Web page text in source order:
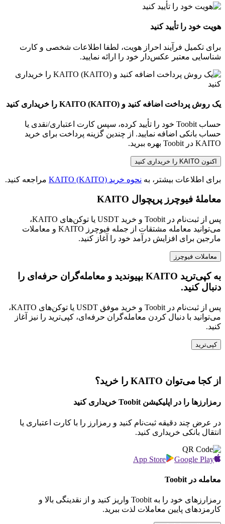
هویت خود را تأیید کنید
برای تکمیل فرآیند احراز هویت، لطفا اطلاعات شخصی و کارت
شناسایی معتبر عکس‌دار خود را ارائه نمایید.
یک روش پرداخت اضافه کنید و KAITO (KAITO) را خریداری کنید
حساب Toobit خود را تأیید کرده، سپس کارت اعتباری/نقدی یا
حساب بانکی اضافه نمایید. از چندین گزینه پرداخت برای خرید
KAITO در Toobit بهره ببرید.
اکنون KAITO را خریداری کنید
برای اطلاعات بیشتر، به نحوه خرید KAITO (KAITO) مراجعه کنید.
معاملهٔ فیوچرز پرپچوال KAITO
پس از ثبت‌نام در Toobit و خرید USDT یا توکن‌های KAITO،
می‌توانید معامله مشتقات از جمله فیوچرز KAITO و معاملات
مارجین برای افزایش درآمد خود را آغاز کنید.
معاملات فیوچرز
به کپی‌ترید KAITO بپیوندید و معامله‌گران حرفه‌ای را
دنبال کنید.
پس از ثبت‌نام در Toobit و خرید موفق USDT یا توکن‌های KAITO،
می‌توانید با دنبال کردن معامله‌گران حرفه‌ای، کپی‌ترید را نیز آغاز
کنید.
کپی‌ترید
از کجا می‌توان KAITO را خرید؟
رمزارزها را در اپلیکیشن Toobit خریداری کنید
در عرض چند دقیقه ثبت‌نام کنید و رمزارز را با کارت اعتباری یا
انتقال بانکی خریداری کنید.
App Store Google Play
معامله در Toobit
رمزارزهای خود را به Toobit واریز کنید و از نقدینگی بالا و
کارمزدهای پایین معاملات لذت ببرید.